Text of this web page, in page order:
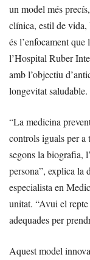
un model més
clínica, estil de
és l’enfocament
l’Hospital Ruber
amb l’objectiu
longevitat saludable.
“La medicina
controls iguals per a
segons la biografia,
persona”, explica la
especialista en
unitat. “Avui el
adequades per
Aquest model